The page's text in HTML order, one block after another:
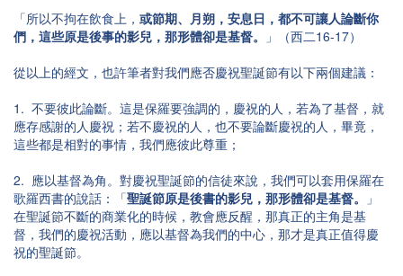
「所以不拘在飲食上， 或節期、月朔，安息日，都不可讓人論斷你
們，這些原是後事的影兒，那形體卻是基督。
」（西二16-17）
從以上的經文，也許筆者對我們應否慶祝聖誕節有以下兩個建議：
1. 不要彼此論斷。這是保羅要強調的，慶祝的人，若為了基督，就
應存感謝的人慶祝；若不慶祝的人，也不要論斷慶祝的人，畢竟，
這些都是相對的事情，我們應彼此尊重；
2. 應以基督為角。對慶祝聖誕節的信徒來說，我們可以套用保羅在
歌羅西書的說話：「聖誕節原是後書的影兒，那形體卻是基督。
」
在聖誕節不斷的商業化的時候，教會應反醒，那真正的主角是基
督，我們的慶祝活動，應以基督為我們的中心，那才是真正值得慶
祝的聖誕節。